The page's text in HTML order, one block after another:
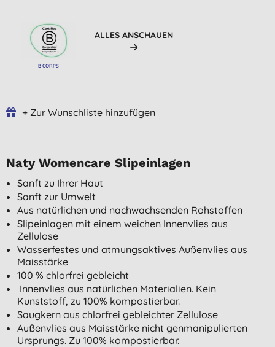
B CORPS
ALLES ANSCHAUEN
+ Zur Wunschliste hinzufügen
Naty Womencare Slipeinlagen
Sanft zu Ihrer Haut
Sanft zur Umwelt
Aus natürlichen und nachwachsenden Rohstoffen
Slipeinlagen mit einem weichen Innenvlies aus
Zellulose
Wasserfestes und atmungsaktives Außenvlies aus
Maisstärke
100 % chlorfrei gebleicht
Innenvlies aus natürlichen Materialien. Kein
Kunststoff, zu 100% kompostierbar.
Saugkern aus chlorfrei gebleichter Zellulose
Außenvlies aus Maisstärke nicht genmanipulierten
Ursprungs. Zu 100% kompostierbar.